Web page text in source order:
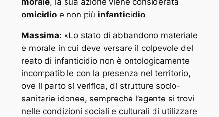
morale, la sua azione viene considerata
omicidioe non più infanticidio.
Massima: «Lo stato di abbandono materiale
e morale in cui deve versare il colpevole del
reato di infanticidio non è ontologicamente
incompatibile con la presenza nel territorio,
ove il parto si verifica, di strutture socio-
sanitarie idonee, sempreché l’agente si trovi
nelle condizioni sociali e culturali di utilizzare